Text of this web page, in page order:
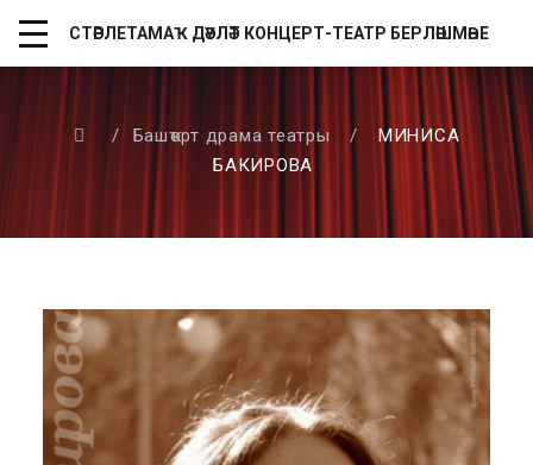
СТӘРЛЕТАМАҠ ДӘҮЛӘТ КОНЦЕРТ-ТЕАТР БЕРЛӘШМӘҺЕ
/ Башҡорт драма театры /
МИНИСА
БАКИРОВА